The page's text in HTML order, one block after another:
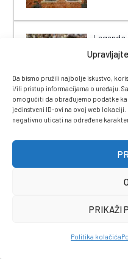
Da bismo pružili najbolje iskustvo,
i/ili pristup informacijama o uređaju.
omogućiti da obrađujemo podatke
jedinstveni ID-ovi na ovoj web
negativno uticati na određene
PRIKAŽI
Politika kolačića
Osijeka
Novo
Novi
–
iza